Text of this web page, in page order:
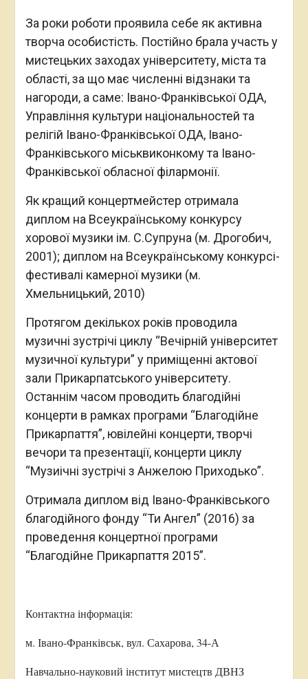
За роки роботи проявила себе як активна
творча особистість. Постійно брала участь у
мистецьких заходах університету, міста та
області, за що має численні відзнаки та
нагороди, а саме: Івано-Франківської ОДА,
Управління культури національностей та
релігій Івано-Франківської ОДА, Івано-
Франківського міськвиконкому та Івано-
Франківської обласної філармонії.
Як кращий концертмейстер отримала
диплом на Всеукраїнському конкурсу
хорової музики ім. С.Супруна (м. Дрогобич,
2001); диплом на Всеукраїнському конкурсі-
фестивалі камерної музики (м.
Хмельницький, 2010)
Протягом декількох років проводила
музичні зустрічі циклу “Вечірній університет
музичної культури” у приміщенні актової
зали Прикарпатського університету.
Останнім часом проводить благодійні
концерти в рамках програми “Благодійне
Прикарпаття”, ювілейні концерти, творчі
вечори та презентації, концерти циклу
“Музиічні зустрічі з Анжелою Приходько”.
Отримала диплом від Івано-Франківського
благодійного фонду “Ти Ангел” (2016) за
проведення концертної програми
“Благодійне Прикарпаття 2015”.
Контактна інформація:
м. Івано-Франківськ, вул. Сахарова, 34-А
Навчально-науковий інститут мистецтв ДВНЗ